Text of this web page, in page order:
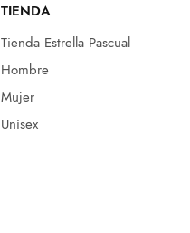
TIENDA
Tienda Estrella Pascual
Hombre
Mujer
Unisex